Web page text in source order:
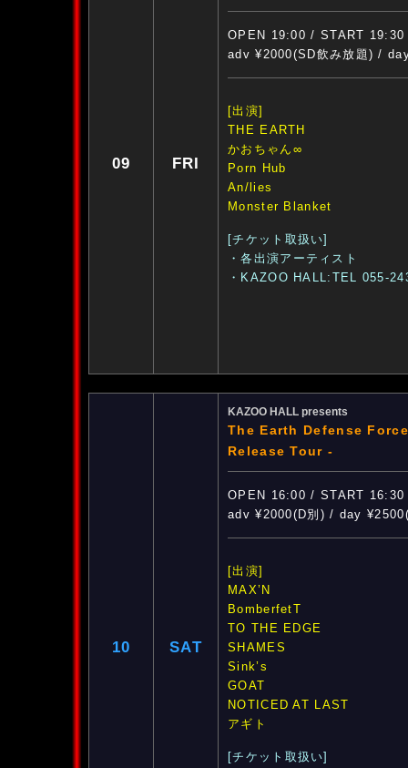
09 FRI
OPEN 19:00 / START 19:30
adv ¥2000(SD飲み放題) /
[出演]
THE EARTH
かおちゃん∞
Porn Hub
An/lies
Monster Blanket
[チケット取扱い]
・各出演アーティスト
・KAZOO HALL:TEL 055-
10 SAT
KAZOO HALL presents
The Earth Defense Force
Release Tour -
OPEN 16:00 / START 16:30
adv ¥2000(D別) / day
[出演]
MAX’N
BomberfetT
TO THE EDGE
SHAMES
Sink’s
GOAT
NOTICED AT LAST
アギト
[チケット取扱い]